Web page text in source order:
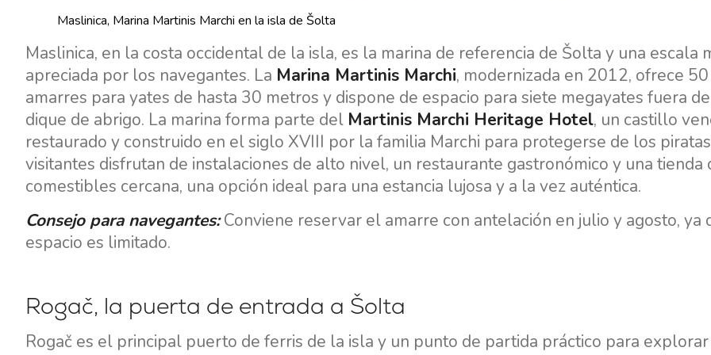
Maslinica, Marina Martinis Marchi en la isla de Šolta
Maslinica, en la costa occidental de la isla, es la marina de referencia de Šolta y una escala
apreciada por los navegantes. La Marina Martinis Marchi, modernizada en 2012, ofrece 50
amarres para yates de hasta 30 metros y dispone de espacio para siete megayates fuera
dique de abrigo. La marina forma parte del Martinis Marchi Heritage Hotel, un castillo
restaurado y construido en el siglo XVIII por la familia Marchi para protegerse de los
visitantes disfrutan de instalaciones de alto nivel, un restaurante gastronómico y una tienda
comestibles cercana, una opción ideal para una estancia lujosa y a la vez auténtica.
Consejo para navegantes:Conviene reservar el amarre con antelación en julio y agosto, ya
espacio es limitado.
Rogač, la puerta de entrada a Šolta
Rogač es el principal puerto de ferris de la isla y un punto de partida práctico para
Valovie - Asistente de
Navegación Remota
Alquiler de catamaranes
Bali
Trogir
Región de Navegación de
Dubrovnik
Región de Navegación de
Istria
Región de Navegación de
Kvarner